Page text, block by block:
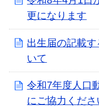
更になります
出生届の記載
いて
令和7年度人口
にご協力くださ